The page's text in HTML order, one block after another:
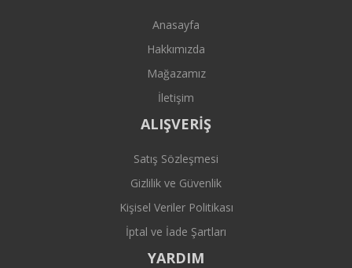
Anasayfa
Hakkımızda
Mağazamız
İletişim
ALIŞVERİŞ
Satış Sözleşmesi
Gizlilik ve Güvenlik
Kişisel Veriler Politikası
İptal ve İade Şartları
YARDIM